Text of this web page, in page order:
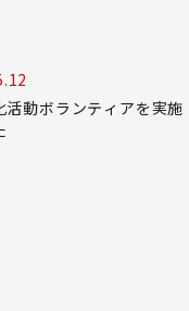
活動ボランティアを実施